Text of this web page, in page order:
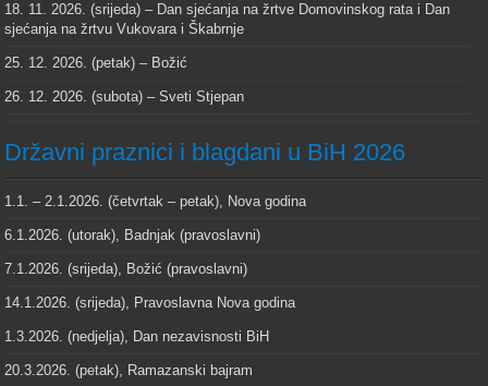
18. 11. 2026. (srijeda) – Dan sjećanja na žrtve Domovinskog rata i Dan
sjećanja na žrtvu Vukovara i Škabrnje
25. 12. 2026. (petak) – Božić
26. 12. 2026. (subota) – Sveti Stjepan
Državni praznici i blagdani u BiH 2026
1.1. – 2.1.2026. (četvrtak – petak), Nova godina
6.1.2026. (utorak), Badnjak (pravoslavni)
7.1.2026. (srijeda), Božić (pravoslavni)
14.1.2026. (srijeda), Pravoslavna Nova godina
1.3.2026. (nedjelja), Dan nezavisnosti BiH
20.3.2026. (petak), Ramazanski bajram